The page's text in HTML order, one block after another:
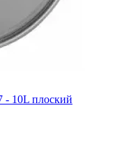
- 10L плоский